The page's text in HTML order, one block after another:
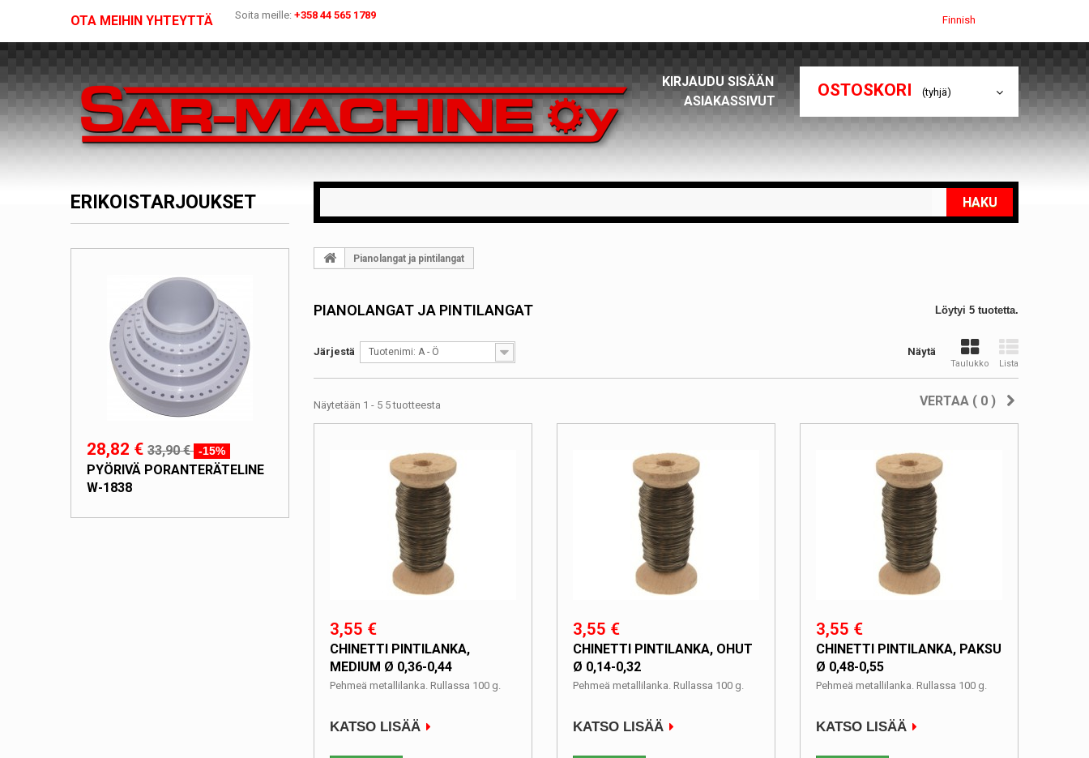
Finnish
OTA MEIHIN YHTEYTTÄ Soita meille: +358 44 565 1789
OSTOSKORI (tyhjä)
KIRJAUDU SISÄÄN
ASIAKASSIVUT
HAKU
ERIKOISTARJOUKSET
28,82 € 33,90 € -15%
PYÖRIVÄ PORANTERÄTELINE
W-1838
Pianolangat ja pintilangat
PIANOLANGAT JA PINTILANGAT Löytyi 5 tuotetta.
Näytä
Taulukko Lista
Järjestä Tuotenimi: A - Ö
VERTAA ( 0 )
Näytetään 1 - 5 5 tuotteesta
3,55 €
CHINETTI PINTILANKA,
MEDIUM Ø 0,36-0,44
Pehmeä metallilanka. Rullassa 100 g.
KATSO LISÄÄ
3,55 €
CHINETTI PINTILANKA, OHUT
Ø 0,14-0,32
Pehmeä metallilanka. Rullassa 100 g.
KATSO LISÄÄ
3,55 €
CHINETTI PINTILANKA, PAKSU
Ø 0,48-0,55
Pehmeä metallilanka. Rullassa 100 g.
KATSO LISÄÄ